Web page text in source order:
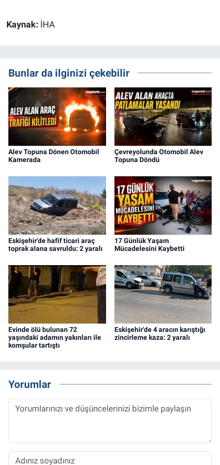
Kaynak: İHA
Bunlar da ilginizi çekebilir
Alev Topuna Dönen Otomobil
Kamerada
Çevreyolunda Otomobil Alev
Topuna Döndü
Eskişehir'de hafif ticari araç
toprak alana savruldu: 2 yaralı
17 Günlük Yaşam
Mücadelesini Kaybetti
Evinde ölü bulunan 72
yaşındaki adamın yakınları ile
komşular tartıştı
Eskişehir'de 4 aracın karıştığı
zincirleme kaza: 2 yaralı
Yorumlar